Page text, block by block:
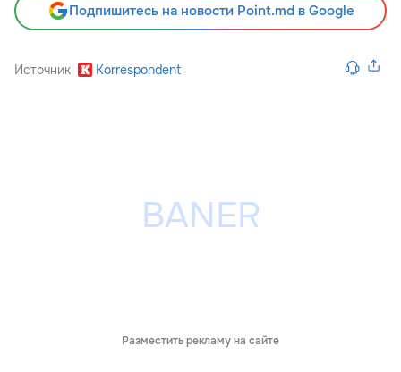
Подпишитесь на новости Point.md в Google
Источник Korrespondent
Разместить рекламу на сайте